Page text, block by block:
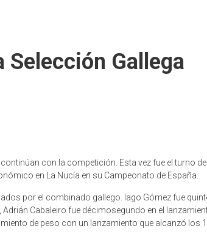
Selección Gallega
con la competición. Esta vez fue el turno
en La Nucía en su Campeonato de España.
por el combinado gallego. Iago Gómez fue
Cabaleiro fue décimosegundo en el
de peso con un lanzamiento que alcanzó los